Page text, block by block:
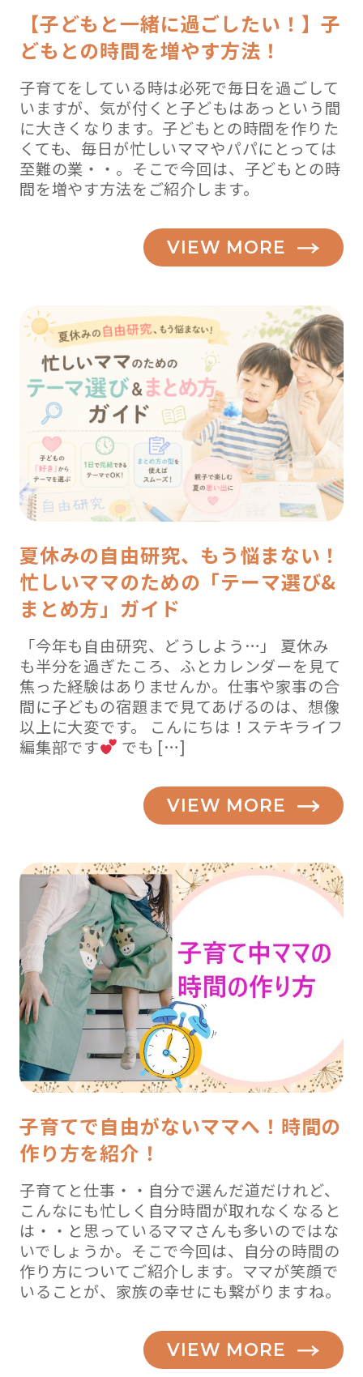
【子どもと一緒に過ごしたい！】子
どもとの時間を増やす方法！
子育てをしている時は必死で毎日を過ごして
いますが、気が付くと子どもはあっという間
に大きくなります。子どもとの時間を作りた
くても、毎日が忙しいママやパパにとっては
至難の業・・。そこで今回は、子どもとの時
間を増やす方法をご紹介します。
VIEW MORE
夏休みの自由研究、もう悩まない！
忙しいママのための「テーマ選び&
まとめ方」ガイド
「今年も自由研究、どうしよう…」 夏休み
も半分を過ぎたころ、ふとカレンダーを見て
焦った経験はありませんか。仕事や家事の合
間に子どもの宿題まで見てあげるのは、想像
以上に大変です。 こんにちは！ステキライフ
編集部です
でも […]
VIEW MORE
子育てで自由がないママへ！時間の
作り方を紹介！
子育てと仕事・・自分で選んだ道だけれど、
こんなにも忙しく自分時間が取れなくなると
は・・と思っているママさんも多いのではな
いでしょうか。そこで今回は、自分の時間の
作り方についてご紹介します。ママが笑顔で
いることが、家族の幸せにも繋がりますね。
VIEW MORE